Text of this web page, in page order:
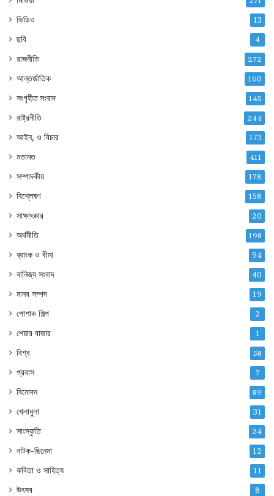
ভিডিও 13
ছবি 4
রাজনীতি 272
আন্তর্জাতিক 160
সংগৃহীত সংবাদ 145
রাষ্ট্রনীতি 244
আইন, ও বিচার 173
মতামত 411
সম্পাদকীয় 178
বিশ্লেষণ 158
সাক্ষাৎকার 20
অর্থনীতি 198
ব্যাংক ও বীমা 94
বানিজ্য সংবাদ 40
মানব সম্পদ 19
পোশাক শিল্প 2
শেয়ার বাজার 1
বিশ্ব 58
প্রবাস 7
বিনোদন 89
খেলাধুলা 31
সাংস্কৃতি 24
নাটক-ছিনেমা 12
কবিতা ও সাহিত্য 11
উৎসব 8